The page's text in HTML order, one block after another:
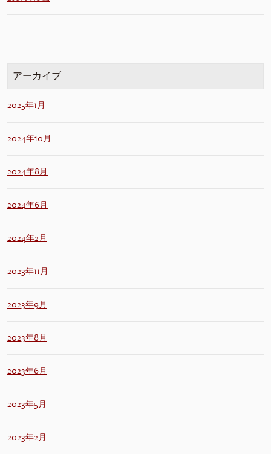
アーカイブ
2025年1月
2024年10月
2024年8月
2024年6月
2024年2月
2023年11月
2023年9月
2023年8月
2023年6月
2023年5月
2023年2月